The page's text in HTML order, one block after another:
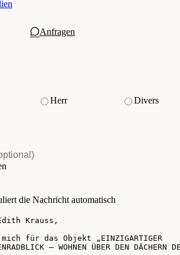
Anfragen
Herr
Divers
die Nachricht automatisch